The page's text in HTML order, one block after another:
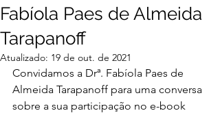
Fabíola Paes de Almeida
Tarapanoff
Atualizado: 19 de out. de 2021
Convidamos a Drª. Fabíola Paes de
Almeida Tarapanoff para uma conversa
sobre a sua participação no e-book